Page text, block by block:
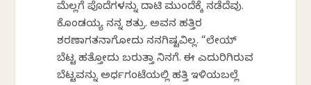
ಮೆಲ್ಲಗೆ ಪೊದೆಗಳನ್ನು ದಾಟಿ ಮುಂದೆಕ್ಕೆ ನಡೆದೆವು.
ಕೊಂಡಯ್ಯ ನನ್ನ ಶತ್ರು. ಅವನ ಹತ್ತಿರ
ಶರಣಾಗತನಾಗೋದು ನನಗಿಷ್ಟವಿಲ್ಲ. “ಲೇಯ್
ಬೆಟ್ಟ ಹತ್ತೋದು ಬರುತ್ತಾ ನಿನಗೆ. ಈ ಎದುರಿಗಿರುವ
ಬೆಟ್ಟವನ್ನು ಅರ್ಧಗಂಟೆಯಲ್ಲಿ ಹತ್ತಿ ಇಳಿಯಬಲ್ಲೆ